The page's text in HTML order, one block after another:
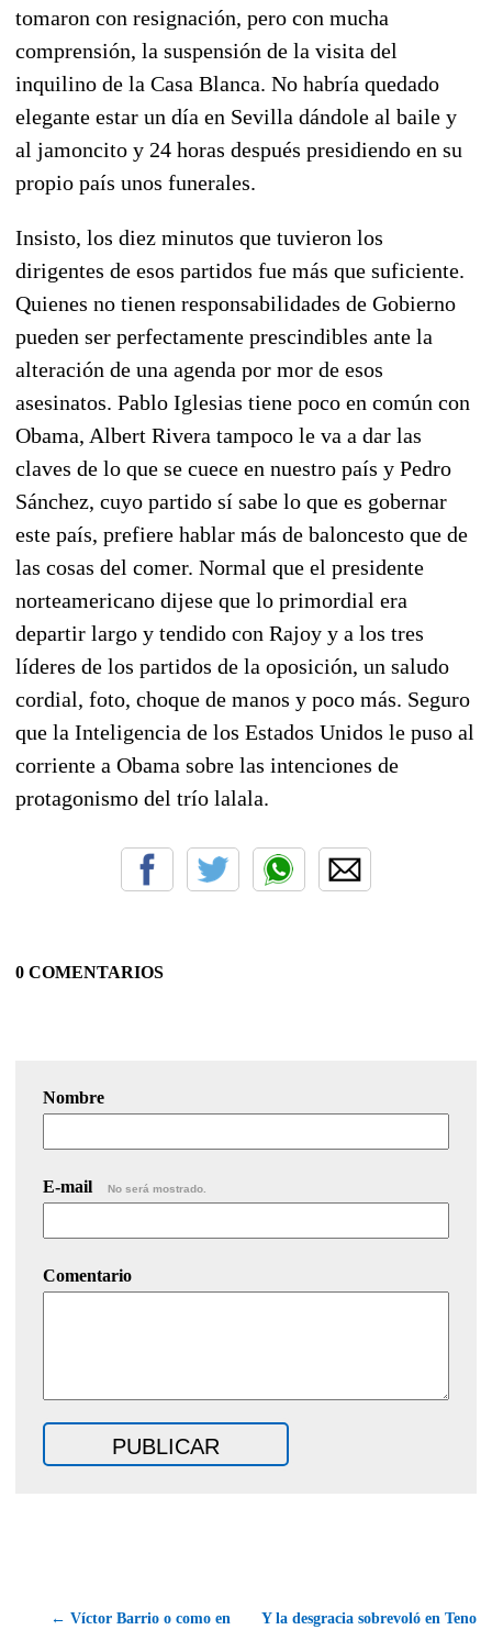
tomaron con resignación, pero con mucha
comprensión, la suspensión de la visita del
inquilino de la Casa Blanca. No habría quedado
elegante estar un día en Sevilla dándole al baile y
al jamoncito y 24 horas después presidiendo en su
propio país unos funerales.
Insisto, los diez minutos que tuvieron los
dirigentes de esos partidos fue más que suficiente.
Quienes no tienen responsabilidades de Gobierno
pueden ser perfectamente prescindibles ante la
alteración de una agenda por mor de esos
asesinatos. Pablo Iglesias tiene poco en común con
Obama, Albert Rivera tampoco le va a dar las
claves de lo que se cuece en nuestro país y Pedro
Sánchez, cuyo partido sí sabe lo que es gobernar
este país, prefiere hablar más de baloncesto que de
las cosas del comer. Normal que el presidente
norteamericano dijese que lo primordial era
departir largo y tendido con Rajoy y a los tres
líderes de los partidos de la oposición, un saludo
cordial, foto, choque de manos y poco más. Seguro
que la Inteligencia de los Estados Unidos le puso al
corriente a Obama sobre las intenciones de
protagonismo del trío lalala.
0 COMENTARIOS
Nombre
E-mail No será mostrado.
Comentario
← Víctor Barrio o como en Y la desgracia sobrevoló en Teno